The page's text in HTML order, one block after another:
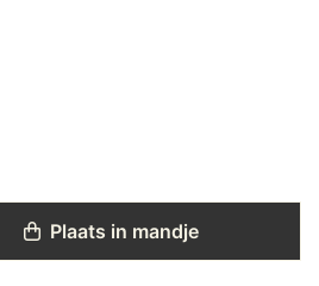
Plaats in mandje